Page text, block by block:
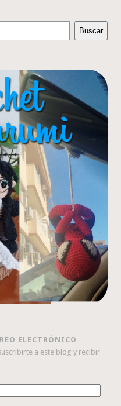
Buscar
ELECTRÓNICO
a este blog y recibir